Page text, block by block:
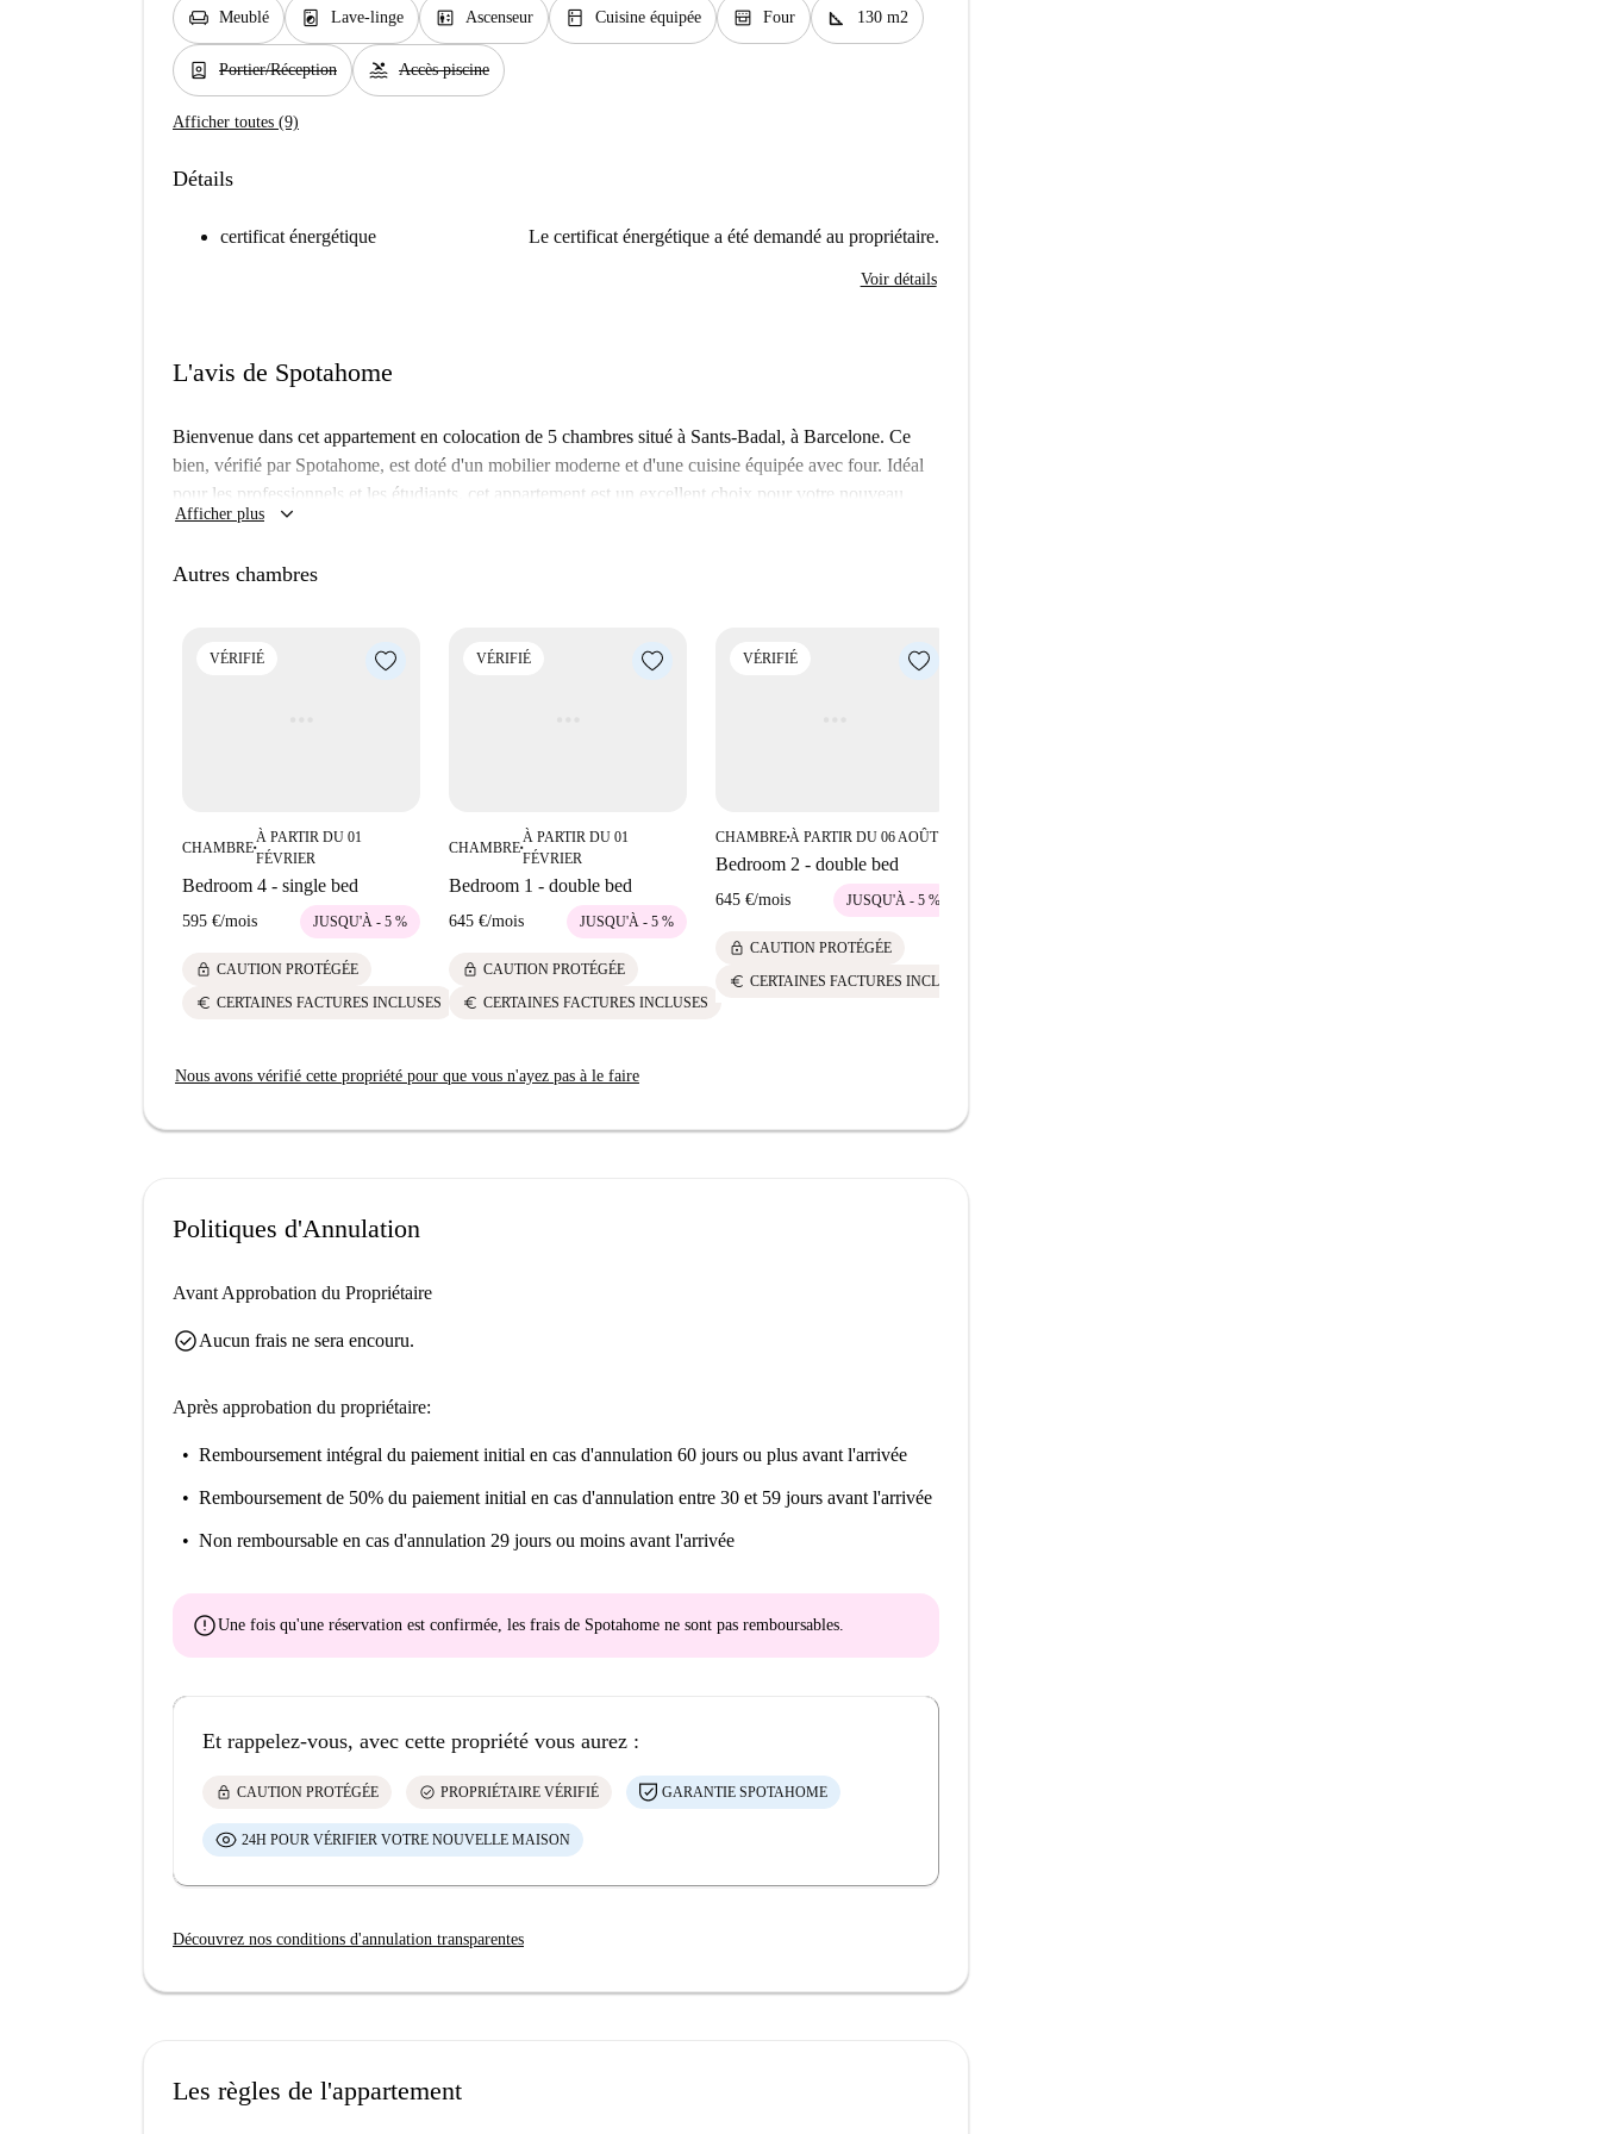
chair Meublé local_laundry_service Lave-linge elevator Ascenseur kitchen Cuisine équipée oven_gen Four square_foot 130 m2
person_book Portier/Réception pool Accès piscine
Afficher toutes (9)
Détails
certificat énergétique Le certificat énergétique a été demandé au propriétaire.
Voir détails
L'avis de Spotahome
Bienvenue dans cet appartement en colocation de 5 chambres situé à Sants-Badal, à Barcelone. Ce
bien, vérifié par Spotahome, est doté d'un mobilier moderne et d'une cuisine équipée avec four. Idéal
pour les professionnels et les étudiants, cet appartement est un excellent choix pour votre nouveau
logement. Veuillez noter que les couples et les familles ne sont pas admis. Le Wi-Fi est également
accessibles à pied. Pour les touristes, l'appartement est proche de sites d'intérêt tels que Xemeneia De
Afficher plus keyboard_arrow_down
Autres chambres
VÉRIFIÉ
CHAMBRE■
À PARTIR DU 01
FÉVRIER
Bedroom 4 - single bed
595 €/mois JUSQU'À - 5 %
lock CAUTION PROTÉGÉE
euro CERTAINES FACTURES INCLUSES
VÉRIFIÉ
CHAMBRE■
À PARTIR DU 01
FÉVRIER
Bedroom 1 - double bed
645 €/mois JUSQU'À - 5 %
lock CAUTION PROTÉGÉE
euro CERTAINES FACTURES INCLUSES
VÉRIFIÉ
CHAMBRE■À PARTIR DU 06 AOÛT
Bedroom 2 - double bed
645 €/mois JUSQU'À - 5 %
lock CAUTION PROTÉGÉE
euro CERTAINES FACTURES INCLUSES
Nous avons vérifié cette propriété pour que vous n'ayez pas à le faire
Politiques d'Annulation
Avant Approbation du Propriétaire
check_circleAucun frais ne sera encouru.
Après approbation du propriétaire:
Remboursement intégral du paiement initial en cas d'annulation 60 jours ou plus avant l'arrivée
Remboursement de 50% du paiement initial en cas d'annulation entre 30 et 59 jours avant l'arrivée
Non remboursable en cas d'annulation 29 jours ou moins avant l'arrivée
errorUne fois qu'une réservation est confirmée, les frais de Spotahome ne sont pas remboursables
Et rappelez-vous, avec cette propriété vous aurez :
lock CAUTION PROTÉGÉE check_circle PROPRIÉTAIRE VÉRIFIÉ GARANTIE SPOTAHOME
24H POUR VÉRIFIER VOTRE NOUVELLE MAISON
Découvrez nos conditions d'annulation transparentes
Les règles de l'appartement